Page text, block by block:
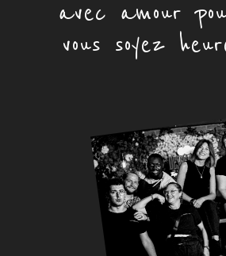
avec amour
vous soyez